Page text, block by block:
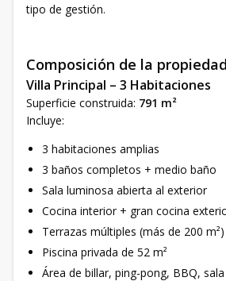
tipo de gestión.
Composición de la
Villa Principal – 3 Habitaciones
Superficie construida: 791 m²
Incluye:
3 habitaciones amplias
3 baños completos + medio baño
Sala luminosa abierta al exterior
Cocina interior + gran cocina
Terrazas múltiples (más de 200 m²)
Piscina privada de 52 m²
Área de billar, ping-pong, BBQ,